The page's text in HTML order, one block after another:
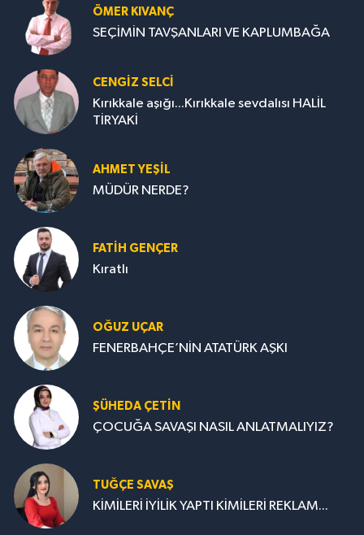
ÖMER KIVANÇ
SEÇİMİN TAVŞANLARI VE KAPLUMBAĞA
CENGİZ SELCİ
Kırıkkale aşığı...Kırıkkale sevdalısı HALİL
TİRYAKİ
AHMET YEŞİL
MÜDÜR NERDE?
FATIH GENÇER
Kıratlı
OĞUZ UÇAR
FENERBAHÇE’NİN ATATÜRK AŞKI
ŞÜHEDA ÇETİN
ÇOCUĞA SAVAŞI NASIL ANLATMALIYIZ?
TUĞÇE SAVAŞ
KİMİLERİ İYİLİK YAPTI KİMİLERİ REKLAM...